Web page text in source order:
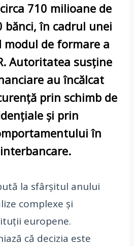
710 milioane de
bănci, în cadrul unei
modul de formare a
. Autoritatea susține
au încălcat
prin schimb de
și prin
în
la sfârșitul anului
complexe și
europene.
că decizia este